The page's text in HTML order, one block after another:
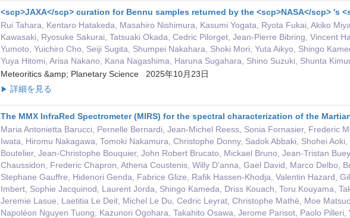
<scp>JAXA</scp> curation for Bennu samples returned by the <scp>NASA</scp> 's
Rui Tahara, Kentaro Hatakeda, Masahiro Nishimura, Kasumi Yogata, Ryota Fukai, Akiko
Kawasaki, Ryosuke Sakurai, Tatsuaki Okada, Cedric Pilorget, Jean‐Pierre Bibring, Vincent
Yumoto, Yuichiro Cho, Seiji Sugita, Shumpei Nakahara, Shoki Mori, Yuta Aikyo, Shingo
Yuya Hitomi, Arisa Nakano, Kana Nagashima, Haruna Sugahara, Shino Suzuki, Shunta
Meteoritics &amp; Planetary Science 2025年10月23日
▶ 詳細を見る
The MMX InfraRed Spectrometer (MIRS) for the spectral characterization of the
Maria Antonietta Barucci, Pernelle Bernardi, Jean-Michel Reess, Sonia Fornasier, Frederic
Iwata, Hiromu Nakagawa, Tomoki Nakamura, Christophe Donny, Sadok Abbaki, Shohei
Boutelier, Jean-Christophe Bouquier, John Robert Brucato, Mickael Bruno, Jean-Tristan
Chaussidon, Frederic Chapron, Athena Coustenis, Willy D’anna, Gael David, Marco Delbo,
Stephane Gauffre, Hidenori Genda, Fabrice Glize, Rafik Hassen-Khodja, Valentin Hazard,
Imbert, Sophie Jacquinod, Laurent Jorda, Shingo Kameda, Driss Kouach, Toru Kouyama,
Jeremie Lasue, Laetitia Le Deit, Michel Le Du, Cedric Leyrat, Christophe Mathé, Moe
Napoléon Nguyen Tuong, Kazunori Ogohara, Takahito Osawa, Jerome Parisot, Paolo